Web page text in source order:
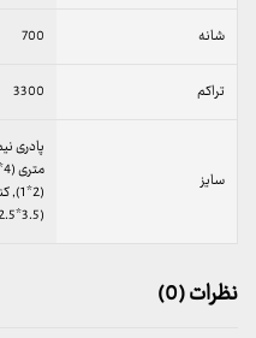
شانه 700
تراکم 3300
سایز
(3.5*2.5)
نظرات (0)